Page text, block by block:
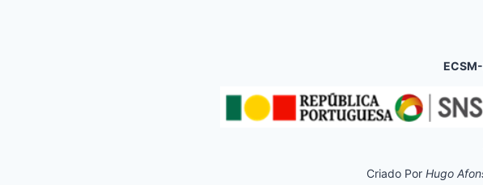
Criado Por Hugo